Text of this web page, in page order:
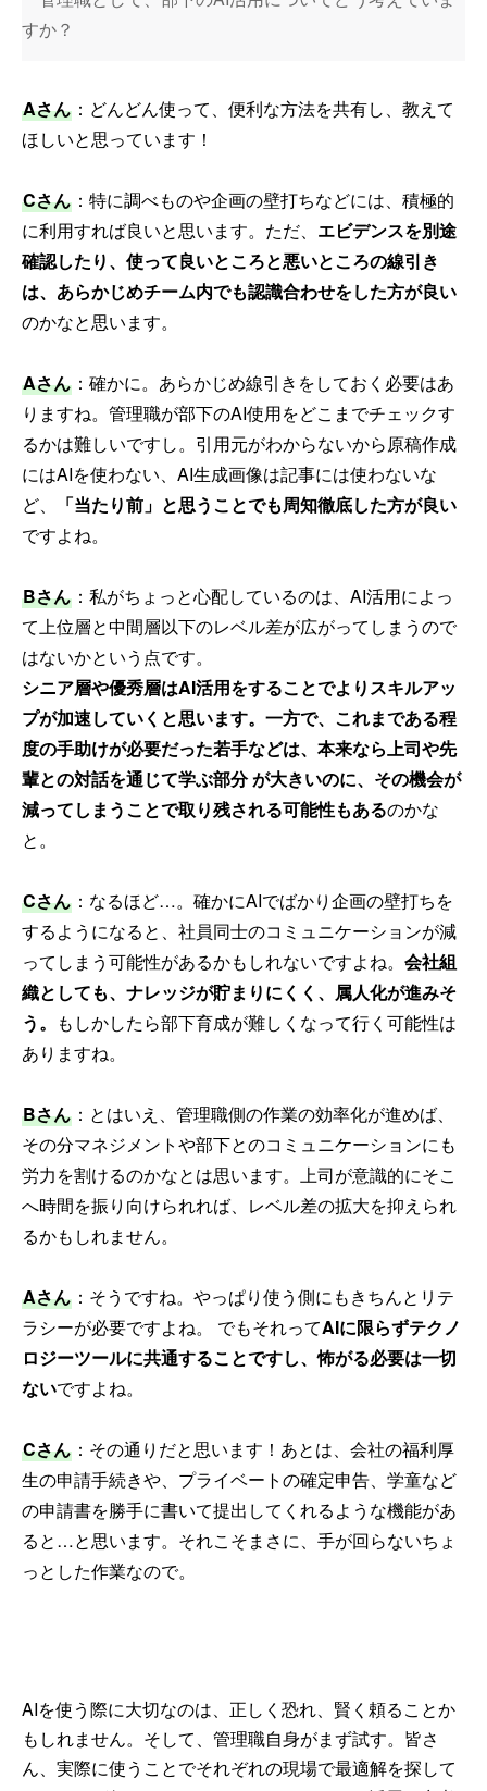
すか？
Aさん ：どんどん使って、便利な方法を共有し、教えて
ほしいと思っています！
Cさん ：特に調べものや企画の壁打ちなどには、積極的
に利用すれば良いと思います。ただ、 エビデンスを別途
確認したり、使って良いところと悪いところの線引き
は、あらかじめチーム内でも認識合わせをした方が良い
のかなと思います。
Aさん ：確かに。あらかじめ線引きをしておく必要はあ
りますね。管理職が部下のAI使用をどこまでチェックす
るかは難しいですし。引用元がわからないから原稿作成
にはAIを使わない、AI生成画像は記事には使わないな
ど、
「当たり前」と思うことでも周知徹底した方が良い
ですよね。
Bさん ：私がちょっと心配しているのは、AI活用によっ
て上位層と中間層以下のレベル差が広がってしまうので
はないかという点です。
シニア層や優秀層はAI活用をすることでよりスキルアッ
プが加速していくと思います。一方で、これまである程
度の手助けが必要だった若手などは、本来なら上司や先
輩との対話を通じて学ぶ部分 が大きいのに、その機会が
減ってしまうことで取り残される可能性もあるのかな
と。
Cさん ：なるほど…。確かにAIでばかり企画の壁打ちを
するようになると、社員同士のコミュニケーションが減
ってしまう可能性があるかもしれないですよね。 会社組
織としても、ナレッジが貯まりにくく、属人化が進みそ
う。 もしかしたら部下育成が難しくなって行く可能性は
ありますね。
Bさん ：とはいえ、管理職側の作業の効率化が進めば、
その分マネジメントや部下とのコミュニケーションにも
労力を割けるのかなとは思います。上司が意識的にそこ
へ時間を振り向けられれば、レベル差の拡大を抑えられ
るかもしれません。
Aさん ：そうですね。やっぱり使う側にもきちんとリテ
ラシーが必要ですよね。 でもそれってAIに限らずテクノ
ロジーツールに共通することですし、怖がる必要は一切
ないですよね。
Cさん ：その通りだと思います！あとは、会社の福利厚
生の申請手続きや、プライベートの確定申告、学童など
の申請書を勝手に書いて提出してくれるような機能があ
ると…と思います。それこそまさに、手が回らないちょ
っとした作業なので。
AIを使う際に大切なのは、正しく恐れ、賢く頼ることか
もしれません。そして、管理職自身がまず試す。皆さ
ん、実際に使うことでそれぞれの現場で最適解を探して